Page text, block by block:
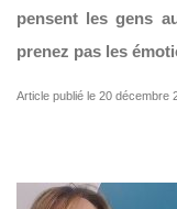
pensent les gens
prenez pas les
Article publié le 20 décembre